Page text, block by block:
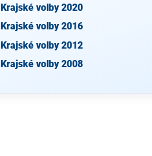
Krajské volby 2020
Krajské volby 2016
Krajské volby 2012
Krajské volby 2008